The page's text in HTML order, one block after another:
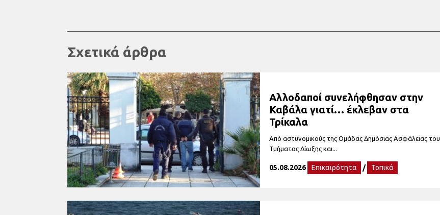
Σχετικά άρθρα
Αλλοδαποί συνελήφθησαν στην
Καβάλα γιατί… έκλεβαν στα
Τρίκαλα
Από αστυνομικούς της Ομάδας Δημόσιας Ασφάλειας του
Τμήματος Δίωξης και...
05.08.2026 Επικαιρότητα / Τοπικά